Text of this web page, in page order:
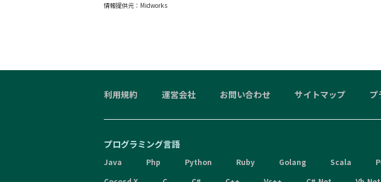
情報提供元： Midworks
利用規約 運営会社 お問い合わせ サイトマップ プ
プログラミング言語
Java Php Python Ruby Golang Scala